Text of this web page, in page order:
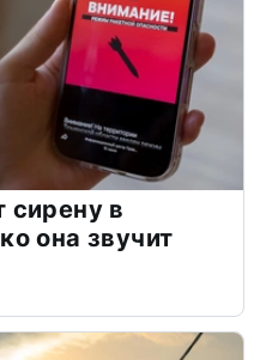
сирену в
она звучит